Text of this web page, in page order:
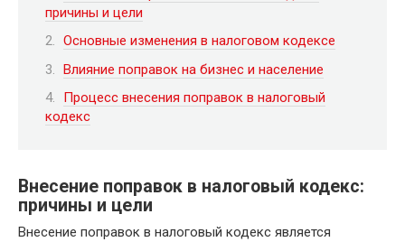
причины и цели
Основные изменения в налоговом кодексе
Влияние поправок на бизнес и население
Процесс внесения поправок в налоговый
кодекс
Внесение поправок в налоговый кодекс:
причины и цели
Внесение поправок в налоговый кодекс является